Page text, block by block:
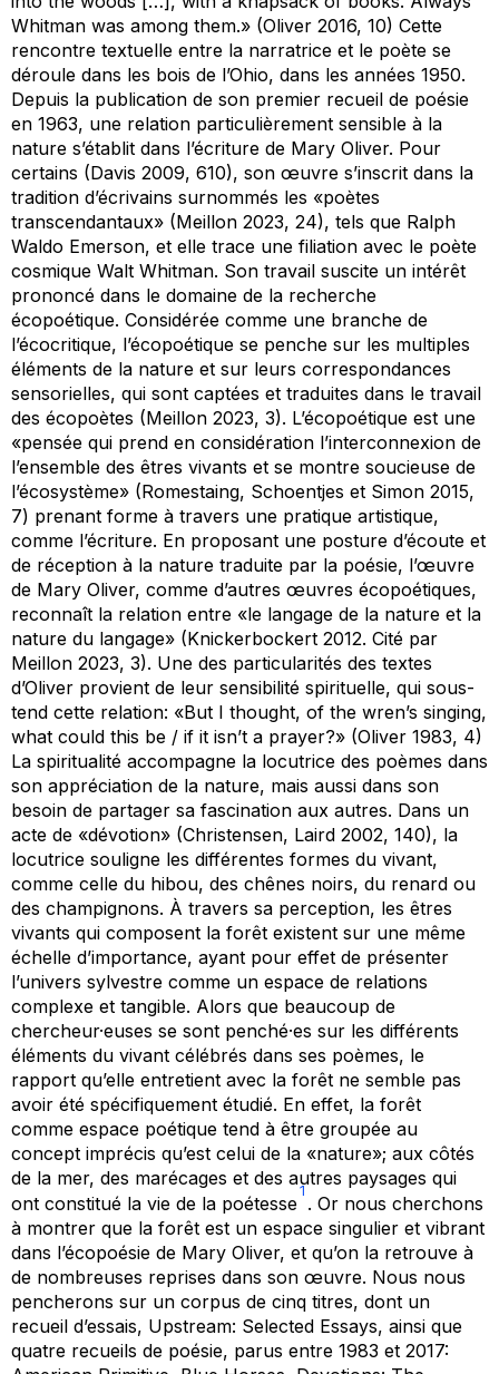
Whitman was among them.» (Oliver 2016, 10) Cette
rencontre textuelle entre la narratrice et le poète se
déroule dans les bois de l’Ohio, dans les années 1950.
Depuis la publication de son premier recueil de poésie
en 1963, une relation particulièrement sensible à la
nature s’établit dans l’écriture de Mary Oliver. Pour
certains (Davis 2009, 610), son œuvre s’inscrit dans la
tradition d’écrivains surnommés les «poètes
transcendantaux» (Meillon 2023, 24), tels que Ralph
Waldo Emerson, et elle trace une filiation avec le poète
cosmique Walt Whitman. Son travail suscite un intérêt
prononcé dans le domaine de la recherche
écopoétique. Considérée comme une branche de
l’écocritique, l’écopoétique se penche sur les multiples
éléments de la nature et sur leurs correspondances
sensorielles, qui sont captées et traduites dans le travail
des écopoètes (Meillon 2023, 3). L’écopoétique est une
«pensée qui prend en considération l’interconnexion de
l’ensemble des êtres vivants et se montre soucieuse de
l’écosystème» (Romestaing, Schoentjes et Simon 2015,
7) prenant forme à travers une pratique artistique,
comme l’écriture. En proposant une posture d’écoute et
de réception à la nature traduite par la poésie, l’œuvre
de Mary Oliver, comme d’autres œuvres écopoétiques,
reconnaît la relation entre «le langage de la nature et la
nature du langage» (Knickerbockert 2012. Cité par
Meillon 2023, 3). Une des particularités des textes
d’Oliver provient de leur sensibilité spirituelle, qui sous-
tend cette relation: «But I thought, of the wren’s singing,
what could this be / if it isn’t a prayer?» (Oliver 1983, 4)
La spiritualité accompagne la locutrice des poèmes dans
son appréciation de la nature, mais aussi dans son
besoin de partager sa fascination aux autres. Dans un
acte de «dévotion» (Christensen, Laird 2002, 140), la
locutrice souligne les différentes formes du vivant,
comme celle du hibou, des chênes noirs, du renard ou
des champignons. À travers sa perception, les êtres
vivants qui composent la forêt existent sur une même
échelle d’importance, ayant pour effet de présenter
l’univers sylvestre comme un espace de relations
complexe et tangible. Alors que beaucoup de
chercheur·euses se sont penché·es sur les différents
éléments du vivant célébrés dans ses poèmes, le
rapport qu’elle entretient avec la forêt ne semble pas
avoir été spécifiquement étudié. En effet, la forêt
comme espace poétique tend à être groupée au
concept imprécis qu’est celui de la «nature»; aux côtés
de la mer, des marécages et des autres paysages qui
ont constitué la vie de la poétesse
1
. Or nous cherchons
à montrer que la forêt est un espace singulier et vibrant
dans l’écopoésie de Mary Oliver, et qu’on la retrouve à
de nombreuses reprises dans son œuvre. Nous nous
pencherons sur un corpus de cinq titres, dont un
recueil d’essais, Upstream: Selected Essays, ainsi que
quatre recueils de poésie, parus entre 1983 et 2017: